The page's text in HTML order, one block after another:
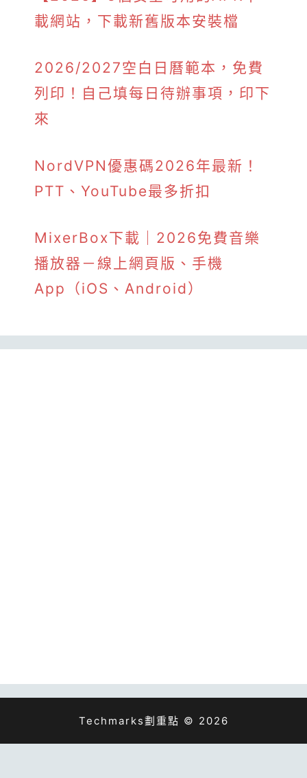
載網站，下載新舊版本安裝檔
2026/2027空白日曆範本，免費
列印！自己填每日待辦事項，印下
來
NordVPN優惠碼2026年最新！
PTT、YouTube最多折扣
MixerBox下載｜2026免費音樂
播放器－線上網頁版、手機
App（iOS、Android）
Techmarks劃重點 © 2026